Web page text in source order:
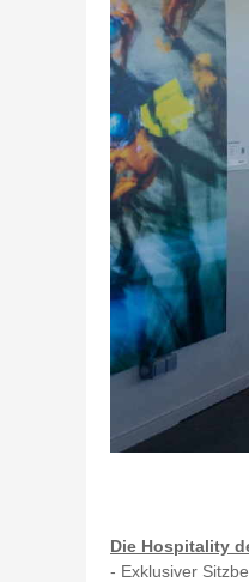
Die Hospitality
- Exklusiver